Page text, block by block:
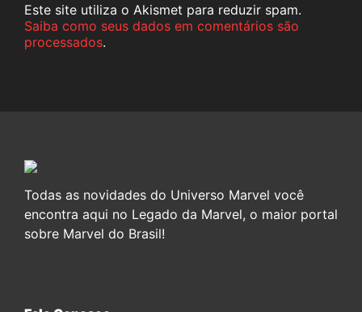
Este site utiliza o Akismet para reduzir spam.
Saiba como seus dados em comentários são
processados.
Todas as novidades do Universo Marvel você
encontra aqui no Legado da Marvel, o maior portal
sobre Marvel do Brasil!